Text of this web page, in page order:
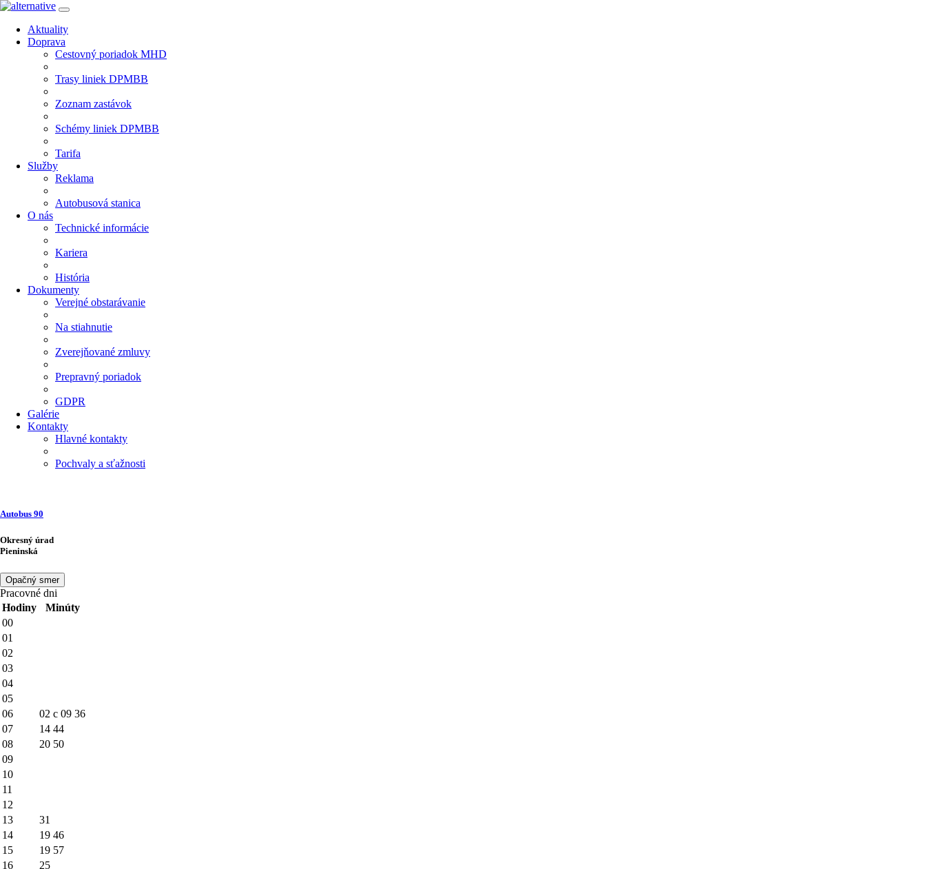
Aktuality
Doprava
Cestovný poriadok MHD
Trasy liniek DPMBB
Zoznam zastávok
Schémy liniek DPMBB
Tarifa
Služby
Reklama
Autobusová stanica
O nás
Technické informácie
Kariera
História
Dokumenty
Verejné obstarávanie
Na stiahnutie
Zverejňované zmluvy
Prepravný poriadok
GDPR
Galérie
Kontakty
Hlavné kontakty
Pochvaly a sťažnosti
Autobus 90
Okresný úrad
Pieninská
Opačný smer
Pracovné dni
Hodiny
Minúty
00
01
02
03
04
05
06
02 c 09 36
07
14 44
08
20 50
09
10
11
12
13
31
14
19 46
15
19 57
16
25